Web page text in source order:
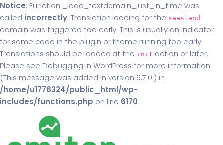
Notice: Function _load_textdomain_just_in_time was
called incorrectly. Translation loading for the saasland
domain was triggered too early. This is usually an indicator
for some code in the plugin or theme running too early.
Translations should be loaded at the init action or later.
Please see Debugging in WordPress for more information.
(This message was added in version 6.7.0.) in
/home/u1776324/public_html/wp-
includes/functions.php on line 6170